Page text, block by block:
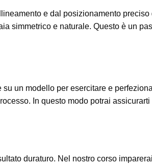
e dal posizionamento
simmetrico e naturale. Questo è un
un modello per esercitare e
In questo modo potrai
duraturo. Nel nostro corso